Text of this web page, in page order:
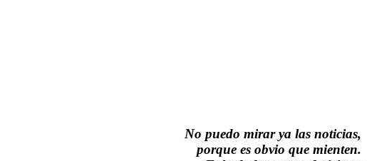
No puedo mirar ya las noticias,
porque es obvio que mienten.